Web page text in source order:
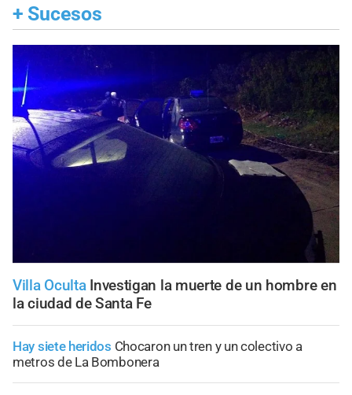
+ Sucesos
Villa Oculta Investigan la muerte de un hombre en
la ciudad de Santa Fe
Hay siete heridos Chocaron un tren y un colectivo a
metros de La Bombonera